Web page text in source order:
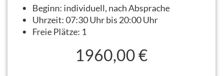
Beginn: individuell, nach Absprache
Uhrzeit:07:30 Uhr bis 20:00 Uhr
Freie Plätze: 1
1960,00 €